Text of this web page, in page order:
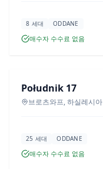
8 세대 ODDANE
매수자 수수료 없음
신규 분양
Południk 17
브로츠와프, 하실레시아
25 세대 ODDANE
매수자 수수료 없음